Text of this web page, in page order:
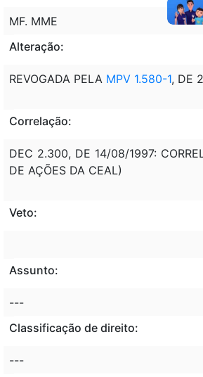
MF. MME
Alteração:
REVOGADA PELA MPV 1.580-1, DE
Correlação:
DEC 2.300, DE 14/08/1997:
DE AÇÕES DA CEAL)
Veto:
Assunto:
---
Classificação de direito:
---